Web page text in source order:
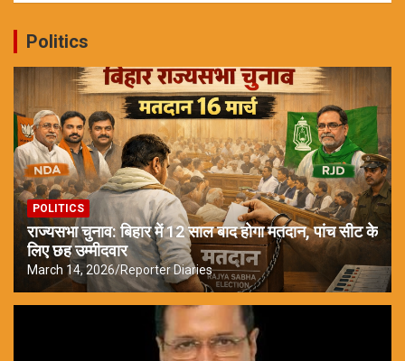
Politics
POLITICS
राज्यसभा चुनाव: बिहार में 12 साल बाद होगा मतदान, पांच सीट के
लिए छह उम्मीदवार
March 14, 2026 Reporter Diaries